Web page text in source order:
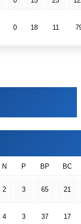
0 18 11
N P BP BC
2 3 65 21
4 3 37 17